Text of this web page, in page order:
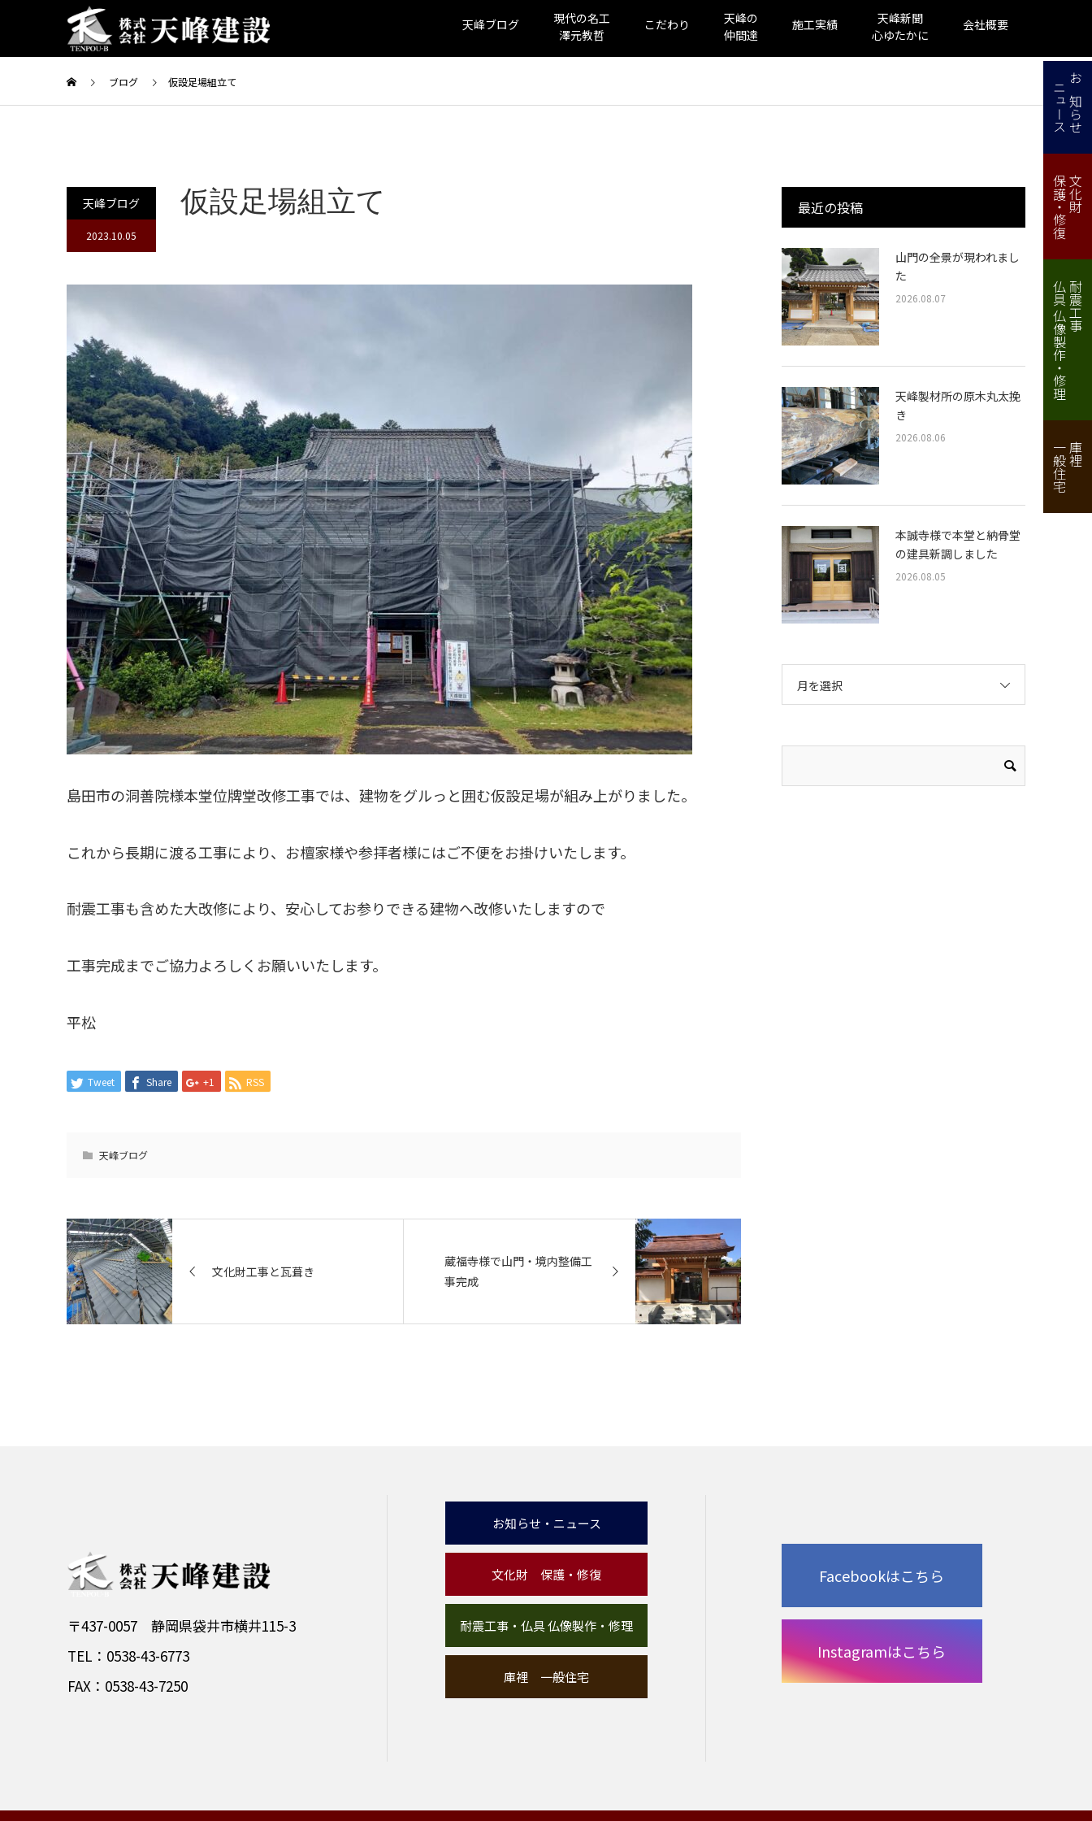
天峰ブログ
現代の名工
澤元教哲
こだわり
天峰の
仲間達
施工実績
天峰新聞
心ゆたかに
会社概要
ブログ 仮設足場組立て
天峰ブログ
2023.10.05
仮設足場組立て
島田市の洞善院様本堂位牌堂改修工事では、建物をグルっと囲む仮設足場が組み上がりました。
これから長期に渡る工事により、お檀家様や参拝者様にはご不便をお掛けいたします。
耐震工事も含めた大改修により、安心してお参りできる建物へ改修いたしますので
工事完成までご協力よろしくお願いいたします。
平松
Tweet Share +1 RSS
天峰ブログ
文化財工事と瓦葺き
蔵福寺様で山門・境内整備工
事完成
最近の投稿
山門の全景が現われまし
た
2026.08.07
天峰製材所の原木丸太挽
き
2026.08.06
本誠寺様で本堂と納骨堂
の建具新調しました
2026.08.05
月を選択
お知らせ
ニュース
文化財
保護・修復
耐震工事
仏具 仏像製作・修理
庫裡
一般住宅
〒437-0057 静岡県袋井市横井115-3
TEL：0538-43-6773
FAX：0538-43-7250
お知らせ・ニュース
文化財 保護・修復
耐震工事・仏具 仏像製作・修理
庫裡 一般住宅
Facebookはこちら
Instagramはこちら